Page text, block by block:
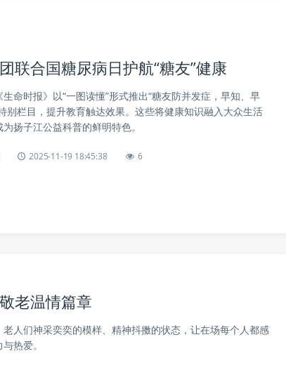
联合国糖尿病日护航“糖友”健康
命时报》以“一图读懂”形式推出“糖友防并发症，早知、早
别栏目，提升教育触达效果。这些将健康知识融入大众生活
扬子江公益科普的鲜明特色。
2025-11-19 18:45:38 6
老温情篇章
人们神采奕奕的模样、精神抖擞的状态，让在场每个人都感
热爱。